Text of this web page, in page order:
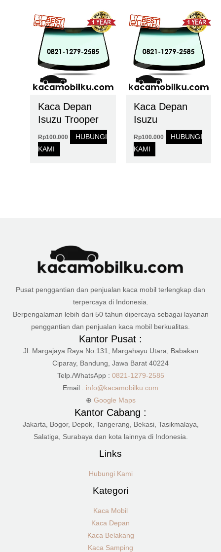
Kaca Depan
Isuzu Trooper
Rp100.000
HUBUNGI
KAMI
Kaca Depan
Isuzu
Rp100.000
HUBUNGI
KAMI
Pusat penggantian dan penjualan kaca mobil terlengkap dan
terpercaya di Indonesia.
Berpengalaman lebih dari 50 tahun dipercaya sebagai layanan
penggantian dan penjualan kaca mobil berkualitas.
Kantor Pusat :
Jl. Margajaya Raya No.131, Margahayu Utara, Babakan
Ciparay, Bandung, Jawa Barat 40224
Telp./WhatsApp : 0821-1279-2585
Email : info@kacamobilku.com
⊕ Google Maps
Kantor Cabang :
Jakarta, Bogor, Depok, Tangerang, Bekasi, Tasikmalaya,
Salatiga, Surabaya dan kota lainnya di Indonesia.
Links
Hubungi Kami
Kategori
Kaca Mobil
Kaca Depan
Kaca Belakang
Kaca Samping